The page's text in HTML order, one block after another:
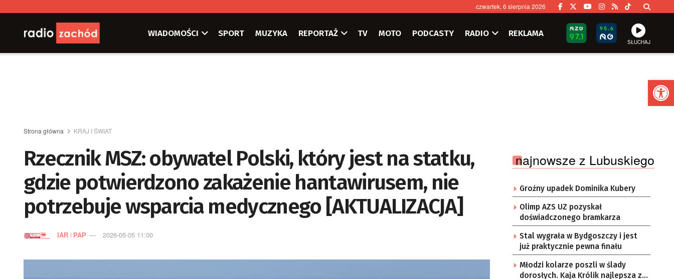
czwartek, 6 sierpnia 2026
WIADOMOŚCI SPORT MUZYKA REPORTAŻ TV MOTO PODCASTY RADIO REKLAMA
SŁUCHAJ
Strona główna KRAJ I ŚWIAT
Rzecznik MSZ: obywatel Polski, który jest na statku,
gdzie potwierdzono zakażenie hantawirusem, nie
potrzebuje wsparcia medycznego [AKTUALIZACJA]
IAR i PAP 2026-05-05 11:00
najnowsze z Lubuskiego
Groźny upadek Dominika Kubery
Olimp AZS UZ pozyskał
doświadczonego bramkarza
Stal wygrała w Bydgoszczy i jest
już praktycznie pewna finału
Młodzi kolarze poszli w ślady
dorosłych. Kaja Królik najlepsza z